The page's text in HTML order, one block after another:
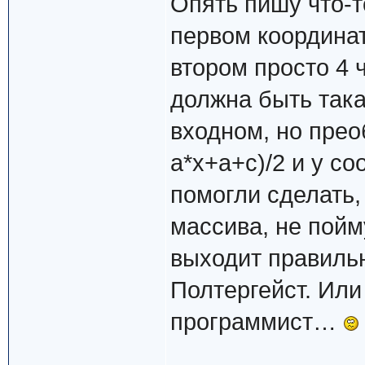
первом
втором просто
должна быть
входном, но
a*x+a+c)/2 и y
помогли
массива, не
выходит
Полтергейст.
программист…